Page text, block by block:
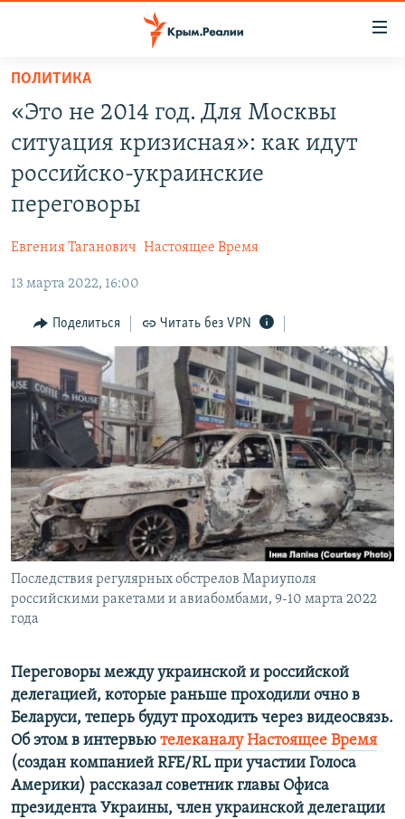
Вернуться
основному
содержанию
Вернутся
главной
Вернутся
ГРУЗ 200
ВОДА
ИНФОГРАФИКА
ТЕЛЕПРОЕКТ КРЫМ.РЕАЛИИ
СОВЕТЫ ПРАВОЗАЩИТНИКОВ
ПРОПАВШИЕ БЕЗ ВЕСТИ
ПОБЕДИТЕЛЕЙ НЕ СУДЯТ?
КРЫМ.НЕПОКОРЕННЫЙ
ELIFBE
УКРАИНСКАЯ ПРОБЛЕМА КРЫМА
КАК ОБОЙТИ БЛОКИРОВКУ
Qırımtatar
ПРИСОЕДИНЯЙТЕСЬ!
Все сайты RFE/RL
ПОЛИТИКА
«Это не 2014 год. Для Москвы
ситуация кризисная»: как идут
российско-украинские
переговоры
Евгения Таганович Настоящее Время
13 марта 2022, 16:00
Поделиться Читать без VPN
Последствия регулярных обстрелов Мариуполя
российскими ракетами и авиабомбами, 9-10 марта 2022
года
Переговоры между украинской и российской
делегацией, которые раньше проходили очно в
Беларуси, теперь будут проходить через видеосвязь.
Об этом в интервью телеканалу Настоящее Время
(создан компанией RFE/RL при участии Голоса
Америки) рассказал советник главы Офиса
президента Украины, член украинской делегации